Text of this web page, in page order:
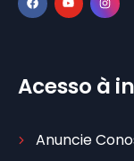
Acesso à
Anuncie